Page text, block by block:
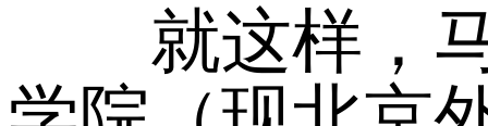
就这样，马